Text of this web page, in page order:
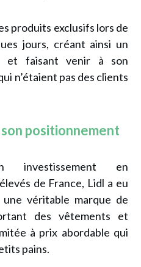
produits exclusifs lors de
jours, créant ainsi un
et faisant venir à son
n’étaient pas des clients
son positionnement
investissement en
de France, Lidl a eu
véritable marque de
des vêtements et
à prix abordable qui
pains.